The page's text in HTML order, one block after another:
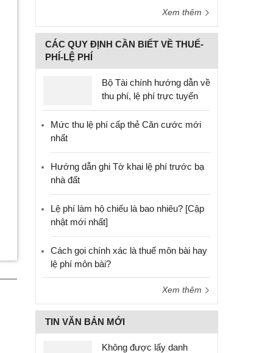
Xem thêm
CÁC QUY ĐỊNH CẦN BIẾT VỀ THUẾ-
PHÍ-LỆ PHÍ
Bộ Tài chính hướng dẫn về
thu phí, lệ phí trực tuyến
Mức thu lệ phí cấp thẻ Căn cước mới
nhất
Hướng dẫn ghi Tờ khai lệ phí trước bạ
nhà đất
Lệ phí làm hộ chiếu là bao nhiêu? [Cập
nhật mới nhất]
Cách gọi chính xác là thuế môn bài hay
lệ phí môn bài?
Xem thêm
TIN VĂN BẢN MỚI
Không được lấy danh